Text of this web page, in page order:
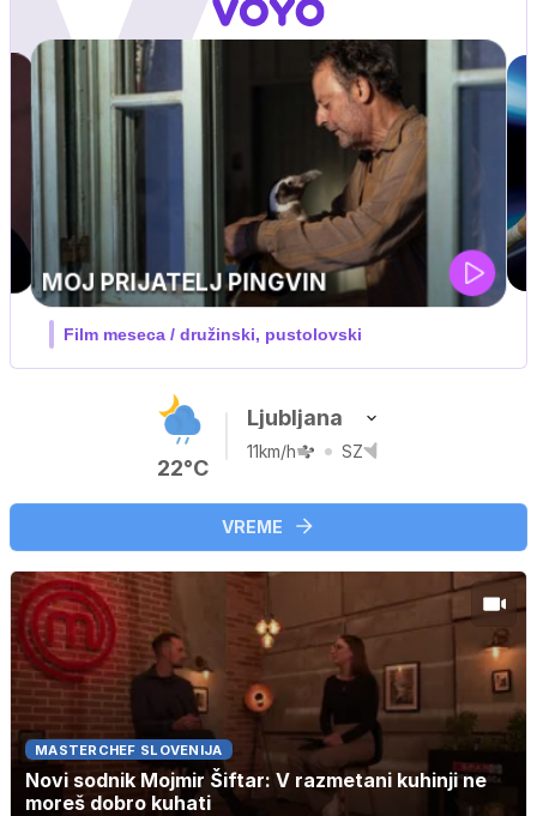
UEFA SUPERPOKAL
V živo na VOYO: sreda ob 20.30
22°C
Ljubljana
11km/h SZ
VREME
MASTERCHEF SLOVENIJA
Novi sodnik Mojmir Šiftar: V razmetani kuhinji ne
moreš dobro kuhati